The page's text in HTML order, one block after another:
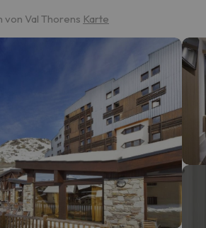
Versuchen Sie, das Ziel zu ändern.
gefunden hat, wird er zurück sein.
von Val Thorens Karte